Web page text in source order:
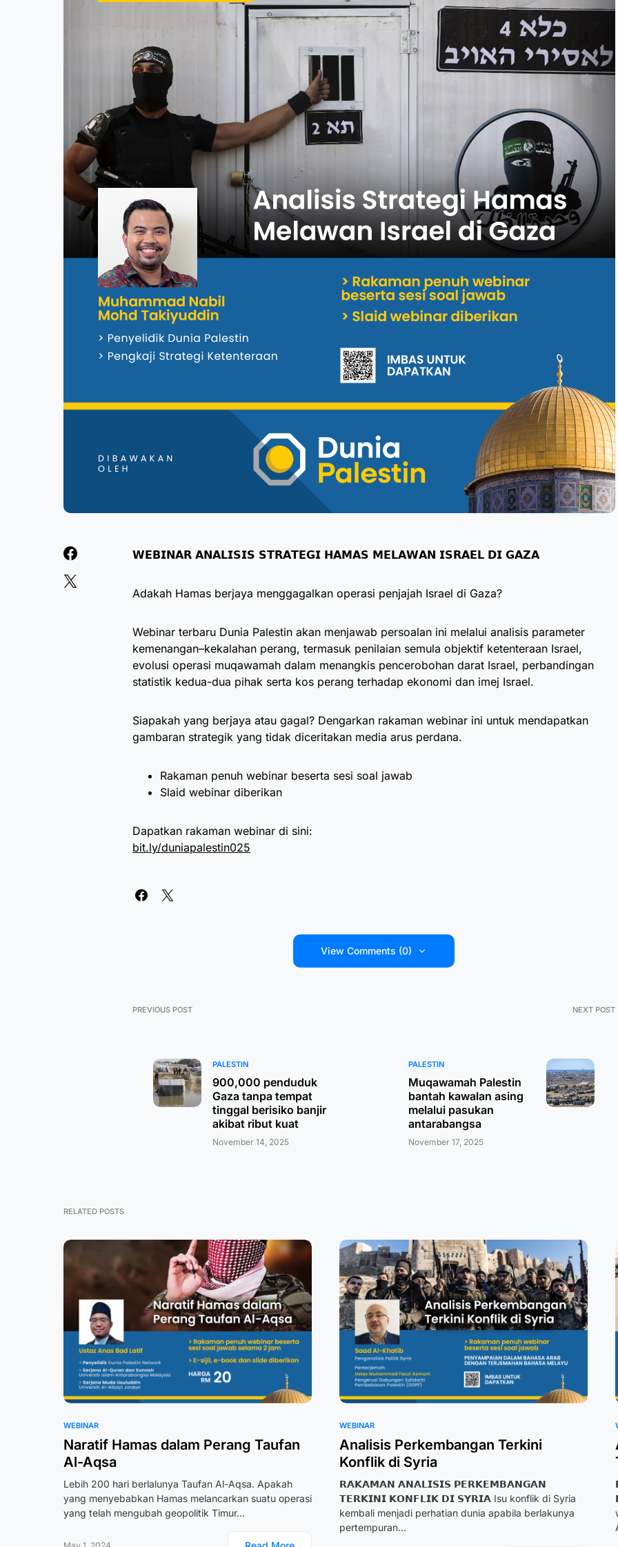
𝗪𝗘𝗕𝗜𝗡𝗔𝗥 𝗔𝗡𝗔𝗟𝗜𝗦𝗜𝗦 𝗦𝗧𝗥𝗔𝗧𝗘𝗚𝗜 𝗛𝗔𝗠𝗔𝗦 𝗠𝗘𝗟𝗔𝗪𝗔𝗡 𝗜𝗦𝗥𝗔𝗘𝗟 𝗗𝗜 𝗚𝗔𝗭𝗔
Adakah Hamas berjaya menggagalkan operasi penjajah Israel di Gaza?
Webinar terbaru Dunia Palestin akan menjawab persoalan ini melalui analisis parameter
kemenangan–kekalahan perang, termasuk penilaian semula objektif ketenteraan Israel,
evolusi operasi muqawamah dalam menangkis pencerobohan darat Israel, perbandingan
statistik kedua-dua pihak serta kos perang terhadap ekonomi dan imej Israel.
Siapakah yang berjaya atau gagal? Dengarkan rakaman webinar ini untuk mendapatkan
gambaran strategik yang tidak diceritakan media arus perdana.
Rakaman penuh webinar beserta sesi soal jawab
Slaid webinar diberikan
Dapatkan rakaman webinar di sini:
bit.ly/duniapalestin025
View Comments (0)
PREVIOUS POST
PALESTIN
900,000 penduduk
Gaza tanpa tempat
tinggal berisiko banjir
akibat ribut kuat
November 14, 2025
NEXT POST
PALESTIN
Muqawamah Palestin
bantah kawalan asing
melalui pasukan
antarabangsa
November 17, 2025
RELATED POSTS
WEBINAR
Naratif Hamas dalam Perang Taufan
Al-Aqsa
Lebih 200 hari berlalunya Taufan Al-Aqsa. Apakah
yang menyebabkan Hamas melancarkan suatu operasi
yang telah mengubah geopolitik Timur…
WEBINAR
Analisis Perkembangan Terkini
Konflik di Syria
𝗥𝗔𝗞𝗔𝗠𝗔𝗡 𝗔𝗡𝗔𝗟𝗜𝗦𝗜𝗦 𝗣𝗘𝗥𝗞𝗘𝗠𝗕𝗔𝗡𝗚𝗔𝗡
𝗧𝗘𝗥𝗞𝗜𝗡𝗜 𝗞𝗢𝗡𝗙𝗟𝗜𝗞 𝗗𝗜 𝗦𝗬𝗥𝗜𝗔 Isu konflik di Syria
kembali menjadi perhatian dunia apabila berlakunya
pertempuran…